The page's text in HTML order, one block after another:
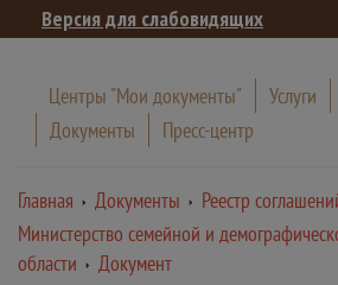
Версия для слабовидящих
Центры "Мои документы" Услуги
Документы
Пресс-центр
Главная Документы Реестр
Министерство семейной и
области
Документ